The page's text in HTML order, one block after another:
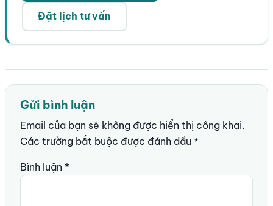
Đặt lịch tư vấn
Gửi bình luận
Email của bạn sẽ không được hiển thị công khai.
Các trường bắt buộc được đánh dấu *
Bình luận *